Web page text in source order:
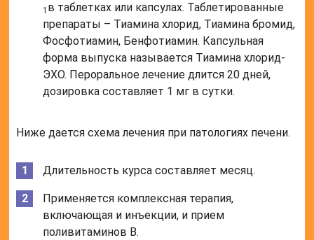
1 в таблетках или капсулах. Таблетированные
препараты – Тиамина хлорид, Тиамина бромид,
Фосфотиамин, Бенфотиамин. Капсульная
форма выпуска называется Тиамина хлорид-
ЭХО. Пероральное лечение длится 20 дней,
дозировка составляет 1 мг в сутки.
Ниже дается схема лечения при патологиях печени.
Длительность курса составляет месяц.
Применяется комплексная терапия,
включающая и инъекции, и прием
поливитаминов B.